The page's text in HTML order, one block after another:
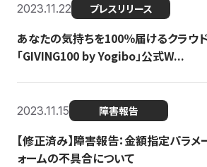
2023.11.22 プレスリリース
あなたの気持ちを100％届けるクラウ
「GIVING100 by Yogibo」公式W...
2023.11.15 障害報告
【修正済み】障害報告：金額指定パラ
ォームの不具合について